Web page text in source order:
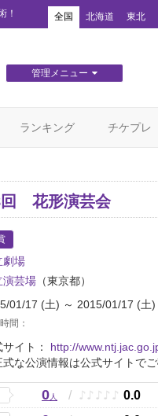
！ 全国 北海道 東北
管理メニュー
ランキング チケプレ
回 花形演芸会
劇場
演芸場 （東京都）
01/17 (土) ～ 2015/01/17 (土)
間：
イト： http://
な公演情報は公式サイトでご
0人 / ♪ ♪ ♪ ♪ ♪ 0.0